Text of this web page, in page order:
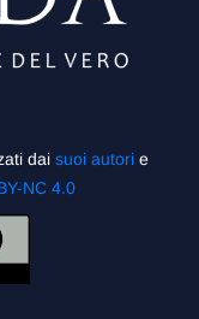
dai suoi autori e
NC 4.0